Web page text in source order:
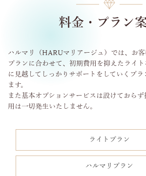
料金・プラン
ハルマリ（HARUマリアージュ）では、お
プランに合わせて、初期費用を抑えたライ
に見越してしっかりサポートをしていくプラ
ます。
また基本オプションサービスは設けておら
用は一切発生いたしません。
ライトプラン
ハルマリプラン